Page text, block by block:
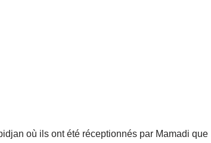
où ils ont été réceptionnés par Mamadi que